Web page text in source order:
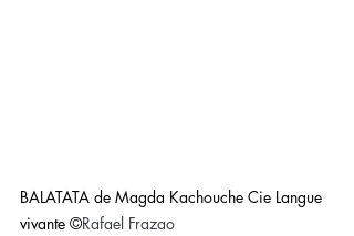
BALATATA de Magda Kachouche Cie Langue
vivante ©Rafael Frazao